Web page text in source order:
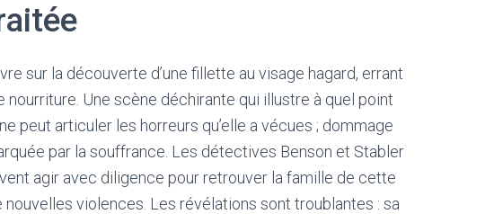
sur la découverte d’une fillette au visage hagard, errant
nourriture. Une scène déchirante qui illustre à quel point
ne peut articuler les horreurs qu’elle a vécues ; dommage
par la souffrance. Les détectives Benson et Stabler
agir avec diligence pour retrouver la famille de cette
violences. Les révélations sont troublantes : sa